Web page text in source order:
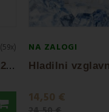
(59x)
P
rešita odeja standard 140x200 300 g/m² EMI
NA ZALOGI
14,50 €